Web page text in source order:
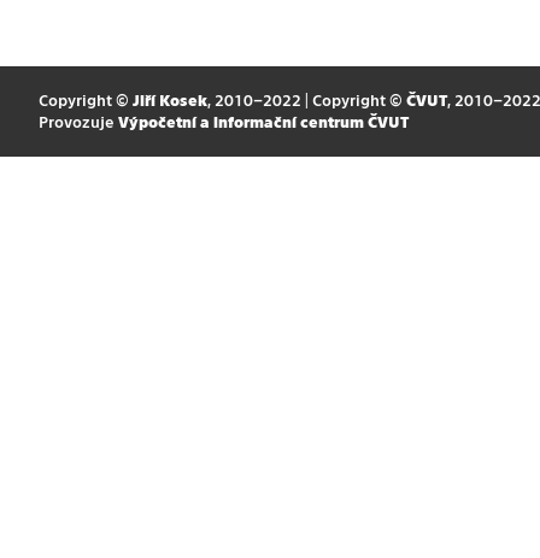
Copyright © Jiří Kosek, 2010–2022 | Copyright © ČVUT, 2010–2022
Provozuje Výpočetní a informační centrum ČVUT